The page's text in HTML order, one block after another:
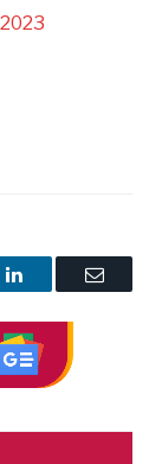
LinkedIn
Correo